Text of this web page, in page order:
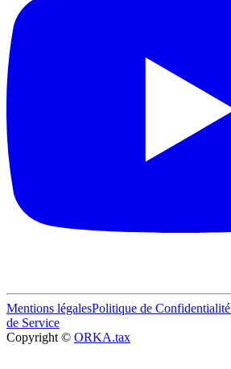
Mentions légalesPolitique de Confidentialité
de Service
Copyright © ORKA.tax